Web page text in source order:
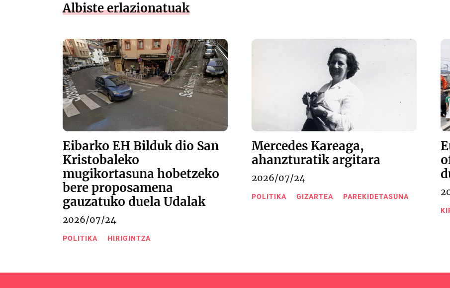
Albiste erlazionatuak
Eibarko EH Bilduk dio San
Kristobaleko
mugikortasuna hobetzeko
bere proposamena
gauzatuko duela Udalak
2026/07/24
POLITIKA HIRIGINTZA
Mercedes Kareaga,
ahanzturatik argitara
2026/07/24
POLITIKA GIZARTEA PAREKIDETASUNA